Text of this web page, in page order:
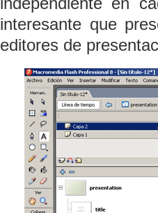
interesante que
editores de